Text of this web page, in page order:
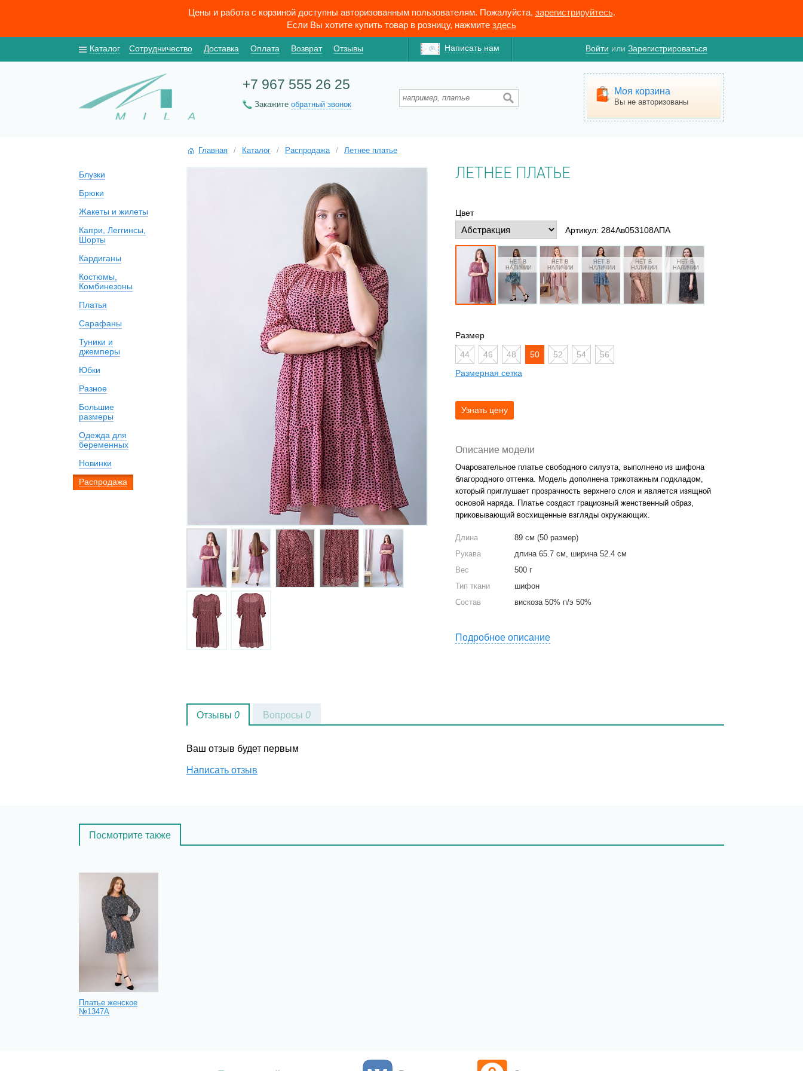
Цены и работа с корзиной доступны авторизованным пользователям. Пожалуйста, зарегистрируйтесь.
Если Вы хотите купить товар в розницу, нажмите здесь
Каталог Сотрудничество Доставка Оплата Возврат Отзывы Написать нам Войти или Зарегистрироваться
+7 967 555 26 25
Закажите обратный звонок
Моя корзина
Вы не авторизованы
Блузки
Брюки
Жакеты и жилеты
Капри, Леггинсы,
Шорты
Кардиганы
Костюмы,
Комбинезоны
Платья
Сарафаны
Туники и
джемперы
Юбки
Разное
Большие
размеры
Одежда для
беременных
Новинки
Распродажа
Главная / Каталог / Распродажа / Летнее платье
ЛЕТНЕЕ ПЛАТЬЕ
Цвет
Артикул: 284Ав053108АПА
Размер
44
46 48 50 52 54
56
Размерная сетка
Описание модели
Очаровательное платье свободного силуэта, выполнено из шифона
благородного оттенка. Модель дополнена трикотажным подкладом,
который приглушает прозрачность верхнего слоя и является изящной
основой наряда. Платье создаст грациозный женственный образ,
приковывающий восхищенные взгляды окружающих.
Длина
89 см (50 размер)
Рукава
длина 65.7 см, ширина 52.4 см
Вес
500 г
Тип ткани
шифон
Состав
вискоза 50% п/э 50%
Подробное описание
Отзывы 0
Ваш отзыв будет первым
Написать отзыв
Вопросы 0
Посмотрите также
Платье женское
№1347А